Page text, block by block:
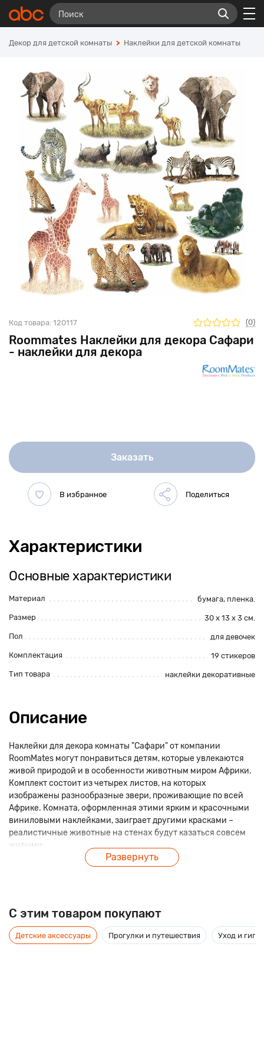
Декор для детской комнаты Наклейки для детской комнаты
Roommates Наклейки для декора Сафари
- наклейки для декора
Код товара: 120117 (0)
Заказать
Характеристики
Основные характеристики
Материал бумага, пленка.
Размер 30 x 13 x 3 см.
Пол для девочек
Комплектация 19 стикеров
Тип товара наклейки декоративные
Описание
Наклейки для декора комнаты "Сафари" от компании
RoomMates могут понравиться детям, которые увлекаются
живой природой и в особенности животным миром Африки.
Комплект состоит из четырех листов, на которых
изображены разнообразные звери, проживающие по всей
Африке. Комната, оформленная этими ярким и красочными
виниловыми наклейками, заиграет другими красками –
реалистичные животные на стенах будут казаться совсем
живыми.
Развернуть
C этим товаром покупают
Детские аксессуары Прогулки и путешествия Уход и